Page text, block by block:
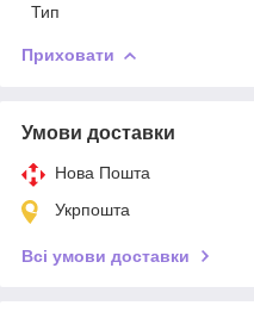
Тип
Приховати
Умови доставки
Нова Пошта
Укрпошта
Всі умови доставки